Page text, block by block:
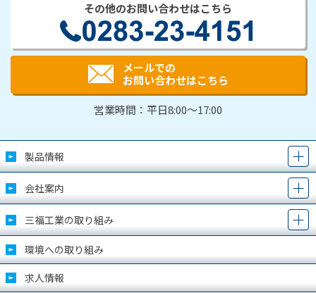
その他のお問い合わせはこちら
メールでの
お問い合わせはこちら
営業時間：平日8:00～17:00
製品情報
会社案内
三福工業の取り組み
環境への取り組み
求人情報